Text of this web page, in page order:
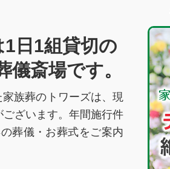
日1組貸切の
儀斎場です。
族葬のトワーズは、現
ざいます。年間施行件
葬儀・お葬式をご案内